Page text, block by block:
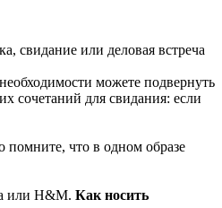
свидание или деловая встреча
можете подвернуть
сочетаний для свидания: если
помните, что в одном образе
или H&M. Как носить